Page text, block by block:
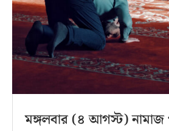
মঙ্গলবার (৪ আগস্ট)